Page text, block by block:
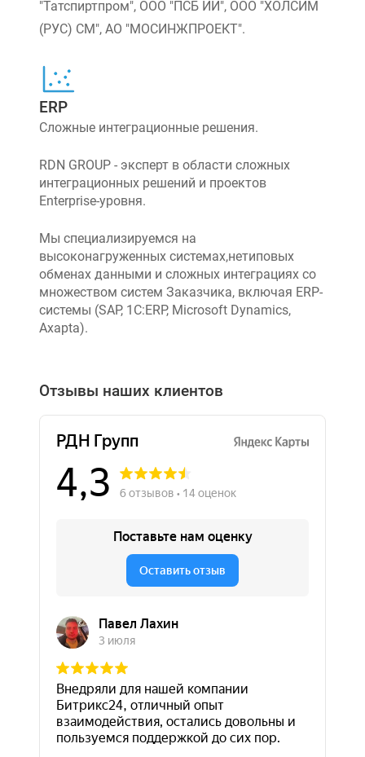
"Татспиртпром", ООО "ПСБ ИИ", ООО "ХОЛСИМ
(РУС) СМ", АО "МОСИНЖПРОЕКТ".
ERP
Сложные интеграционные решения.
RDN GROUP - эксперт в области сложных
интеграционных решений и проектов
Enterprise-уровня.
Мы специализируемся на
высоконагруженных системах,нетиповых
обменах данными и сложных интеграциях со
множеством систем Заказчика, включая ERP-
системы (SAP, 1C:ERP, Microsoft Dynamics,
Axapta).
Отзывы наших клиентов